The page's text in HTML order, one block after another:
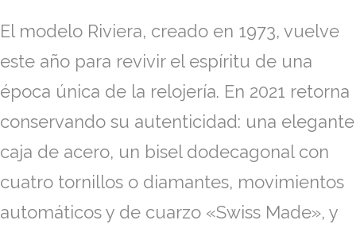
El modelo Riviera, creado en 1973, vuelve
este año para revivir el espíritu de una
época única de la relojería. En 2021 retorna
conservando su autenticidad: una elegante
caja de acero, un bisel dodecagonal con
cuatro tornillos o diamantes, movimientos
automáticos y de cuarzo «Swiss Made», y